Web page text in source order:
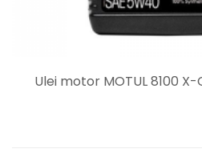
Ulei motor MOTUL 8100 X-